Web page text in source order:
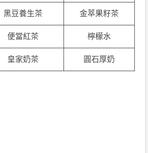
黑豆養生茶 金萃果籽茶
便當紅茶 檸檬水
皇家奶茶 圓石厚奶